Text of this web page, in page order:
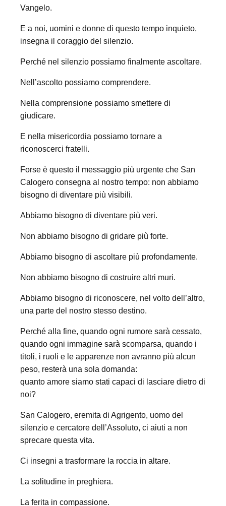
Vangelo.
E a noi, uomini e donne di questo tempo inquieto,
insegna il coraggio del silenzio.
Perché nel silenzio possiamo finalmente ascoltare.
Nell’ascolto possiamo comprendere.
Nella comprensione possiamo smettere di
giudicare.
E nella misericordia possiamo tornare a
riconoscerci fratelli.
Forse è questo il messaggio più urgente che San
Calogero consegna al nostro tempo: non abbiamo
bisogno di diventare più visibili.
Abbiamo bisogno di diventare più veri.
Non abbiamo bisogno di gridare più forte.
Abbiamo bisogno di ascoltare più profondamente.
Non abbiamo bisogno di costruire altri muri.
Abbiamo bisogno di riconoscere, nel volto dell’altro,
una parte del nostro stesso destino.
Perché alla fine, quando ogni rumore sarà cessato,
quando ogni immagine sarà scomparsa, quando i
titoli, i ruoli e le apparenze non avranno più alcun
peso, resterà una sola domanda:
quanto amore siamo stati capaci di lasciare dietro di
noi?
San Calogero, eremita di Agrigento, uomo del
silenzio e cercatore dell’Assoluto, ci aiuti a non
sprecare questa vita.
Ci insegni a trasformare la roccia in altare.
La solitudine in preghiera.
La ferita in compassione.